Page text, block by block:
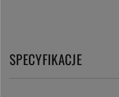
SPECYFIKACJE